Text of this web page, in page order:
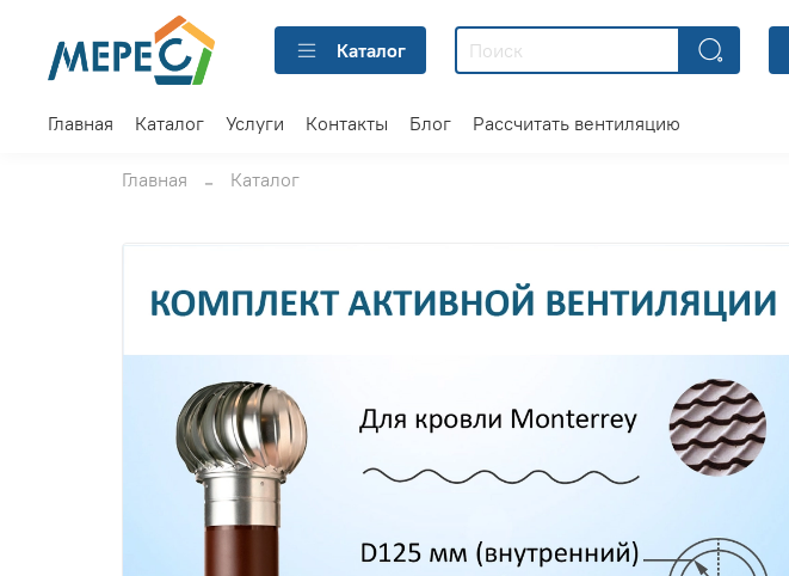
Каталог
Главная Каталог Услуги Контакты Блог Рассчитать вентиляцию
Главная Каталог